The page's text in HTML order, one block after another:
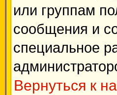
или группам
сообщения и
специальное
Вернуться к